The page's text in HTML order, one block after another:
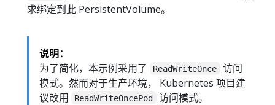
求绑定到此 PersistentVolume。
说明：
为了简化，本示例采用了
ReadWriteOnce
访问
模式。然而对于生产环境， Kubernetes 项目建
议改用
ReadWriteOncePod 访问模式。